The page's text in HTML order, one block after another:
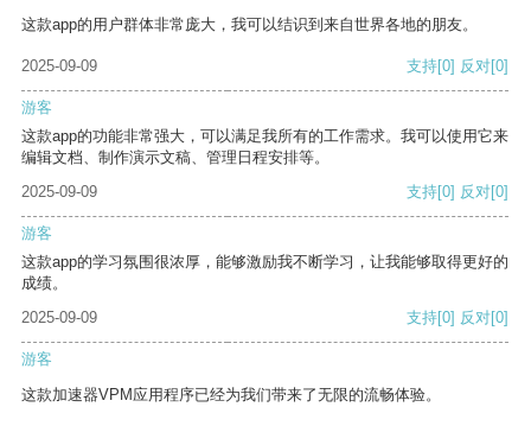
这款app的用户群体非常庞大，我可以结识到来自世界各地的朋友。
2025-09-09 支持[0] 反对[0]
游客
这款app的功能非常强大，可以满足我所有的工作需求。我可以使用它来
编辑文档、制作演示文稿、管理日程安排等。
2025-09-09
支持[0] 反对[0]
游客
这款app的学习氛围很浓厚，能够激励我不断学习，让我能够取得更好的
成绩。
2025-09-09
支持[0] 反对[0]
游客
这款加速器VPM应用程序已经为我们带来了无限的流畅体验。